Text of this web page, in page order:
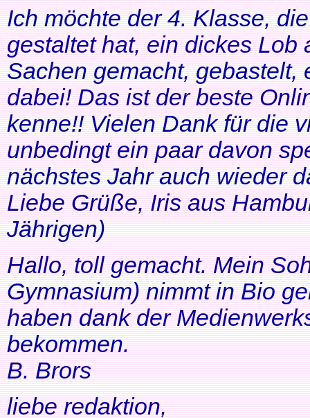
Ich möchte der 4. Klasse,
gestaltet hat, ein dickes Lob
Sachen gemacht, gebastelt,
dabei! Das ist der beste
kenne!! Vielen Dank für die
unbedingt ein paar davon
nächstes Jahr auch wieder
Liebe Grüße, Iris aus
Jährigen)
Hallo, toll gemacht. Mein
Gymnasium) nimmt in Bio
haben dank der
bekommen.
B. Brors
liebe redaktion,